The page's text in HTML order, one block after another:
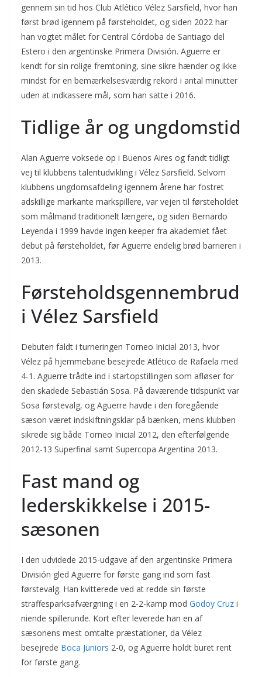
gennem sin tid hos Club Atlético Vélez Sarsfield, hvor han
først brød igennem på førsteholdet, og siden 2022 har
han vogtet målet for Central Córdoba de Santiago del
Estero i den argentinske Primera División. Aguerre er
kendt for sin rolige fremtoning, sine sikre hænder og ikke
mindst for en bemærkelsesværdig rekord i antal minutter
uden at indkassere mål, som han satte i 2016.
Tidlige år og ungdomstid
Alan Aguerre voksede op i Buenos Aires og fandt tidligt
vej til klubbens talentudvikling i Vélez Sarsfield. Selvom
klubbens ungdomsafdeling igennem årene har fostret
adskillige markante markspillere, var vejen til førsteholdet
som målmand traditionelt længere, og siden Bernardo
Leyenda i 1999 havde ingen keeper fra akademiet fået
debut på førsteholdet, før Aguerre endelig brød barrieren i
2013.
Førsteholdsgennembrud
i Vélez Sarsfield
Debuten faldt i turneringen Torneo Inicial 2013, hvor
Vélez på hjemmebane besejrede Atlético de Rafaela med
4-1. Aguerre trådte ind i startopstillingen som afløser for
den skadede Sebastián Sosa. På daværende tidspunkt var
Sosa førstevalg, og Aguerre havde i den foregående
sæson været indskiftningsklar på bænken, mens klubben
sikrede sig både Torneo Inicial 2012, den efterfølgende
2012-13 Superfinal samt Supercopa Argentina 2013.
Fast mand og
lederskikkelse i 2015-
sæsonen
I den udvidede 2015-udgave af den argentinske Primera
División gled Aguerre for første gang ind som fast
førstevalg. Han kvitterede ved at redde sin første
straffesparksafværgning i en 2-2-kamp mod Godoy Cruz i
niende spillerunde. Kort efter leverede han en af
sæsonens mest omtalte præstationer, da Vélez
besejrede Boca Juniors 2-0, og Aguerre holdt buret rent
for første gang.